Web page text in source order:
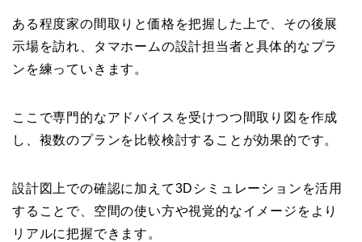
ある程度家の間取りと価格を把握した上で、その後展
示場を訪れ、タマホームの設計担当者と具体的なプラ
ンを練っていきます。
ここで専門的なアドバイスを受けつつ間取り図を作成
し、複数のプランを比較検討することが効果的です。
設計図上での確認に加えて3Dシミュレーションを活用
することで、空間の使い方や視覚的なイメージをより
リアルに把握できます。